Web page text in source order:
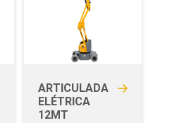
ARTICULADA
ELÉTRICA
12MT